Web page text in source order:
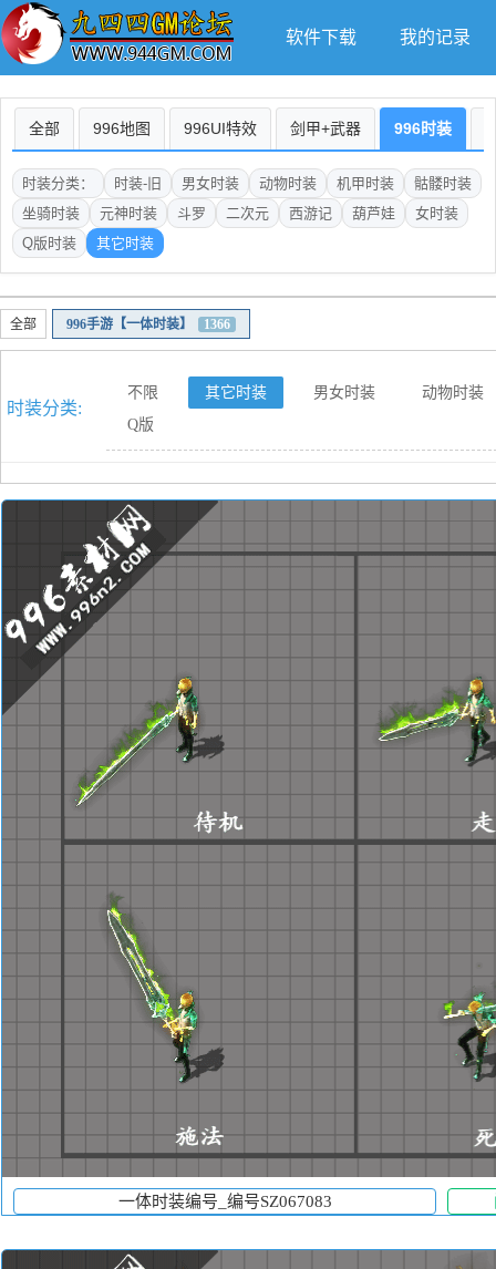
软件下载 我的记录
全部 996地图 996UI特效 剑甲+武器 996时装
时装分类： 时装-旧 男女时装 动物时装 机甲时装
骷髅时装
坐骑时装
元神时装 斗罗 二次元 西游记 葫芦娃
女时装
Q版时装
其它时装
全部 996手游【一体时装】 1366
时装分类:
不限 其它时装 男女时装
动物时装
Q版
一体时装编号_编号SZ067083